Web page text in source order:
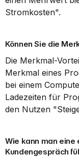
Stromkosten".
Können Sie die
Die Merkmal-
Merkmal eines
bei einem
Ladezeiten für
den Nutzen
Wie kann man
Kundengespräch